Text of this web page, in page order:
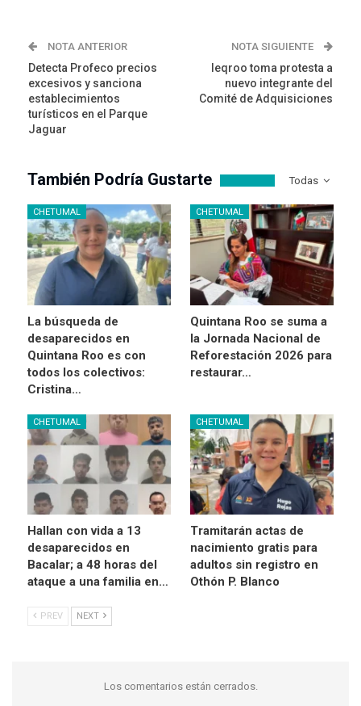
NOTA ANTERIOR
Detecta Profeco precios
excesivos y sanciona
establecimientos
turísticos en el Parque
Jaguar
NOTA SIGUIENTE
Ieqroo toma protesta a
nuevo integrante del
Comité de Adquisiciones
Todas
También Podría Gustarte
CHETUMAL
La búsqueda de
desaparecidos en
Quintana Roo es con
todos los colectivos:
Cristina…
CHETUMAL
Quintana Roo se suma a
la Jornada Nacional de
Reforestación 2026 para
restaurar…
CHETUMAL
Hallan con vida a 13
desaparecidos en
Bacalar; a 48 horas del
ataque a una familia en…
CHETUMAL
Tramitarán actas de
nacimiento gratis para
adultos sin registro en
Othón P. Blanco
PREV NEXT
Los comentarios están cerrados.